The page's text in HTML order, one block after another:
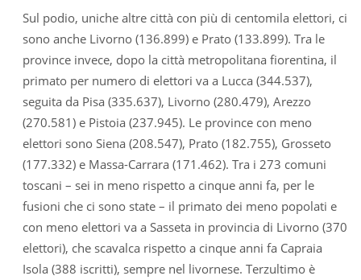
Sul podio, uniche altre città con più di centomila elettori, ci
sono anche Livorno (136.899) e Prato (133.899). Tra le
province invece, dopo la città metropolitana fiorentina, il
primato per numero di elettori va a Lucca (344.537),
seguita da Pisa (335.637), Livorno (280.479), Arezzo
(270.581) e Pistoia (237.945). Le province con meno
elettori sono Siena (208.547), Prato (182.755), Grosseto
(177.332) e Massa-Carrara (171.462). Tra i 273 comuni
toscani – sei in meno rispetto a cinque anni fa, per le
fusioni che ci sono state – il primato dei meno popolati e
con meno elettori va a Sasseta in provincia di Livorno (370
elettori), che scavalca rispetto a cinque anni fa Capraia
Isola (388 iscritti), sempre nel livornese. Terzultimo è